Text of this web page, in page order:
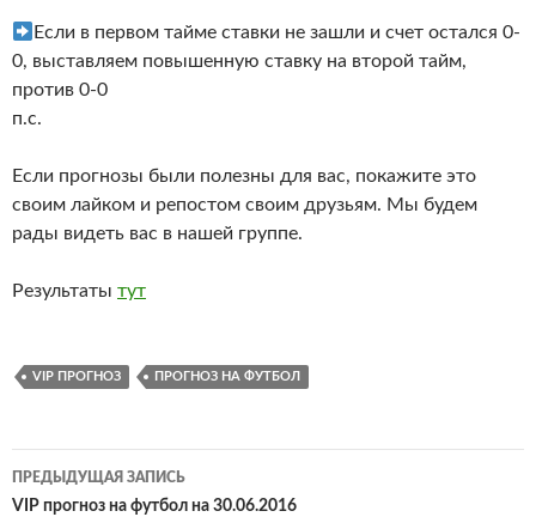
Если в первом тайме ставки не зашли и счет остался 0-
0, выставляем повышенную ставку на второй тайм,
против 0-0
п.с.
Если прогнозы были полезны для вас, покажите это
своим лайком и репостом своим друзьям. Мы будем
рады видеть вас в нашей группе.
Результаты тут
VIP ПРОГНОЗ ПРОГНОЗ НА ФУТБОЛ
Навигация
по
ПРЕДЫДУЩАЯ ЗАПИСЬ
VIP прогноз на футбол на 30.06.2016